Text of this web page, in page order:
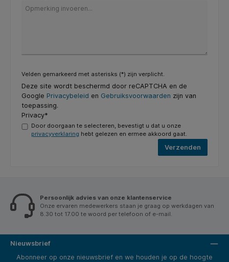
Velden gemarkeerd met asterisks (*) zijn verplicht.
Deze site wordt beschermd door reCAPTCHA en de
Google Privacybeleid en Gebruiksvoorwaarden zijn van
toepassing.
Privacy*
Door doorgaan te selecteren, bevestigt u dat u onze
privacyverklaring hebt gelezen en ermee akkoord gaat.
Verzenden
Persoonlijk advies van onze klantenservice
Onze ervaren medewerkers staan je graag op werkdagen van
8.30 tot 17.00 te woord per telefoon of e-mail.
Nieuwsbrief
Abonneer op onze nieuwsbrief en we houden je op de hoogte